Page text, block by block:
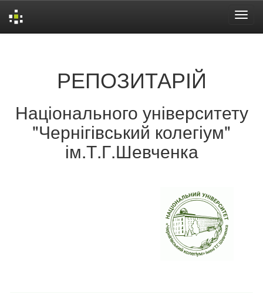
РЕПОЗИТАРІЙ
Національного університету
"Чернігівський колегіум"
ім.Т.Г.Шевченка